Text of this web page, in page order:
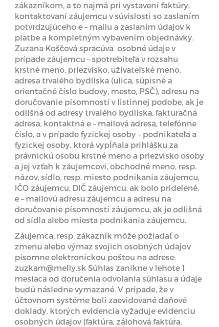
zákazníkom, a to najmä pri vystavení faktúry,
kontaktovaní záujemcu v súvislosti so zaslaním
potvrdzujúceho e – mailu a zaslaním údajov k
platbe a kompletným vybavením objednávky.
Zuzana Koščová spracúva osobné údaje v
prípade záujemcu – spotrebiteľa v rozsahu
krstné meno, priezvisko, užívateľské meno,
adresa trvalého bydliska (ulica, súpisné a
orientačné číslo budovy, mesto, PSČ), adresu na
doručovanie písomností v listinnej podobe, ak je
odlišná od adresy trvalého bydliska, fakturačná
adresa, kontaktná e – mailová adresa, telefónne
číslo, a v prípade fyzickej osoby – podnikateľa a
fyzickej osoby, ktorá vypĺňala prihlášku za
právnickú osobu krstné meno a priezvisko osoby
a jej vzťah k záujemcovi, obchodné meno, resp.
názov, sídlo, resp. miesto podnikania záujemcu,
IČO záujemcu, DIČ záujemcu, ak bolo pridelené,
e – mailovú adresu záujemcu a adresu na
doručovanie písomností záujemcu, ak je odlišná
od sídla alebo miesta podnikania záujemcu.
Záujemca, resp. zákazník môže požiadať o
zmenu alebo výmaz svojich osobných údajov
písomne elektronickou poštou na adrese:
zuzkam@melly.sk Súhlas zanikne v lehote 1
mesiaca od doručenia odvolania súhlasu a údaje
budú následne vymazané. V prípade, že v
účtovnom systéme boli zaevidované daňové
doklady, ktorých evidencia vyžaduje evidenciu
osobných údajov (faktúra, zálohová faktúra,